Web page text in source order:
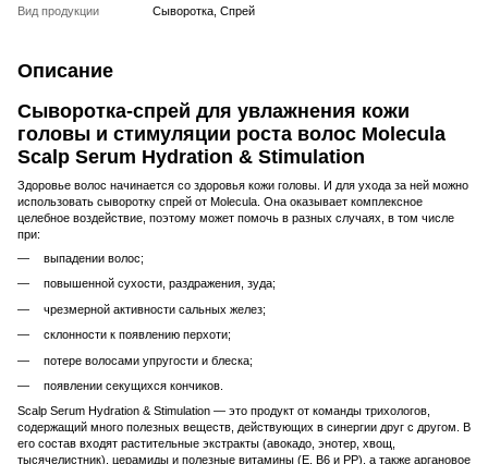
Вид продукции
Сыворотка, Спрей
Описание
Сыворотка-спрей для увлажнения кожи
головы и стимуляции роста волос Molecula
Scalp Serum Hydration & Stimulation
Здоровье волос начинается со здоровья кожи головы. И для ухода за ней можно
использовать сыворотку спрей от Molecula. Она оказывает комплексное
целебное воздействие, поэтому может помочь в разных случаях, в том числе
при:
выпадении волос;
повышенной сухости, раздражения, зуда;
чрезмерной активности сальных желез;
склонности к появлению перхоти;
потере волосами упругости и блеска;
появлении секущихся кончиков.
Scalp Serum Hydration & Stimulation — это продукт от команды трихологов,
содержащий много полезных веществ, действующих в синергии друг с другом. В
его состав входят растительные экстракты (авокадо, энотер, хвощ,
тысячелистник), церамиды и полезные витамины (Е, В6 и РР), а также аргановое